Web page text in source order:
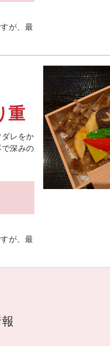
が、最
重
レをか
深みの
が、最